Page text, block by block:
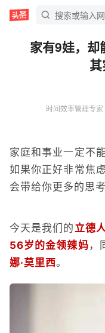
家有9娃，却
家庭和事业一定不
如果你正好非常焦
会带给你更多的思考
今天是我们的 立德
56岁的金领辣妈 ，
娜·莫里西。